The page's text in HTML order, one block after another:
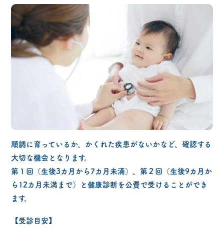
順調に育っているか、かくれた疾患がないかなど、確認する
大切な機会となります。
第１回（生後3カ月から7カ月未満）、第２回（生後9カ月か
ら12カ月未満まで）と健康診断を公費で受けることができ
ます。
【受診目安】